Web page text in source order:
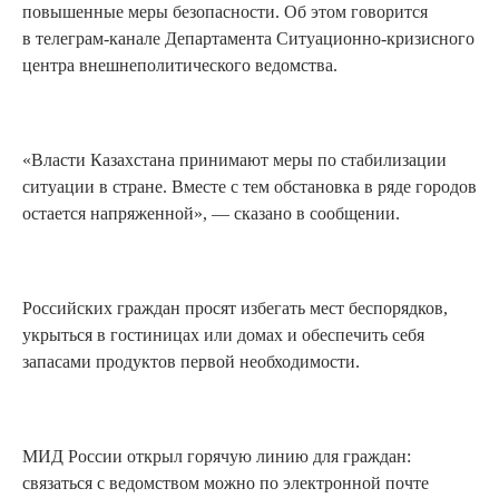
повышенные меры безопасности. Об этом говорится
в телеграм-канале Департамента Ситуационно-кризисного
центра внешнеполитического ведомства.
«Власти Казахстана принимают меры по стабилизации
ситуации в стране. Вместе с тем обстановка в ряде городов
остается напряженной», — сказано в сообщении.
Российских граждан просят избегать мест беспорядков,
укрыться в гостиницах или домах и обеспечить себя
запасами продуктов первой необходимости.
МИД России открыл горячую линию для граждан:
связаться с ведомством можно по электронной почте